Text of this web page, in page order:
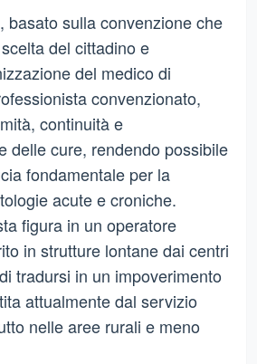
basato sulla convenzione che
del cittadino e
del medico di
convenzionato,
continuità e
delle cure, rendendo possibile
fondamentale per la
acute e croniche.
figura in un operatore
in strutture lontane dai centri
tradursi in un impoverimento
attualmente dal servizio
nelle aree rurali e meno